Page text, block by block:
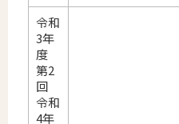
令和
3年
度
第2
回
令和
4年